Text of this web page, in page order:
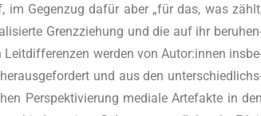
im Gegen­zug dafür aber „für das, was
Grenz­zie­hung und die auf ihr
wer­den von Autor:innen
und aus den
Per­spek­ti­vie­rung media­le Arte­fak­te in